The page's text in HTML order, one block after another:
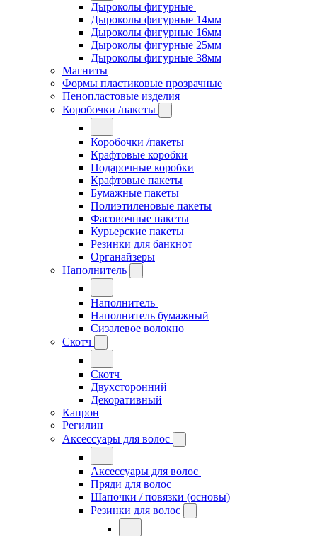
Дыроколы фигурные
Дыроколы фигурные 14мм
Дыроколы фигурные 16мм
Дыроколы фигурные 25мм
Дыроколы фигурные 38мм
Магниты
Формы пластиковые прозрачные
Пенопластовые изделия
Коробочки /пакеты
Коробочки /пакеты
Крафтовые коробки
Подарочные коробки
Крафтовые пакеты
Бумажные пакеты
Полиэтиленовые пакеты
Фасовочные пакеты
Курьерские пакеты
Резинки для банкнот
Органайзеры
Наполнитель
Наполнитель
Наполнитель бумажный
Сизалевое волокно
Скотч
Скотч
Двухсторонний
Декоративный
Капрон
Регилин
Аксессуары для волос
Аксессуары для волос
Пряди для волос
Шапочки / повязки (основы)
Резинки для волос